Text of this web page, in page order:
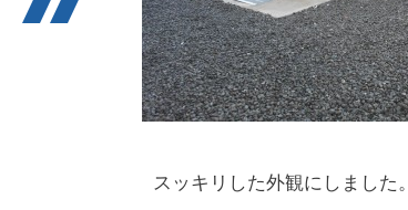
スッキリした外観にしました。